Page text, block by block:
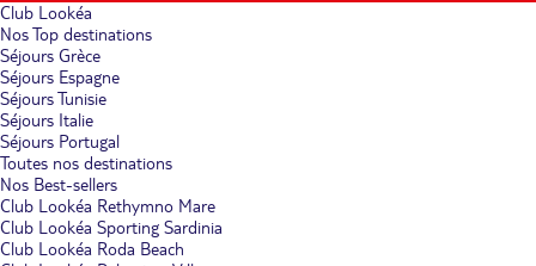
Club Lookéa
Nos Top destinations
Séjours Grèce
Séjours Espagne
Séjours Tunisie
Séjours Italie
Séjours Portugal
Toutes nos destinations
Nos Best-sellers
Club Lookéa Rethymno Mare
Club Lookéa Sporting Sardinia
Club Lookéa Roda Beach